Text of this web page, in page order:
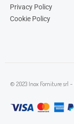
Privacy Policy
Cookie Policy
© 2023 Inox Forniture srl -